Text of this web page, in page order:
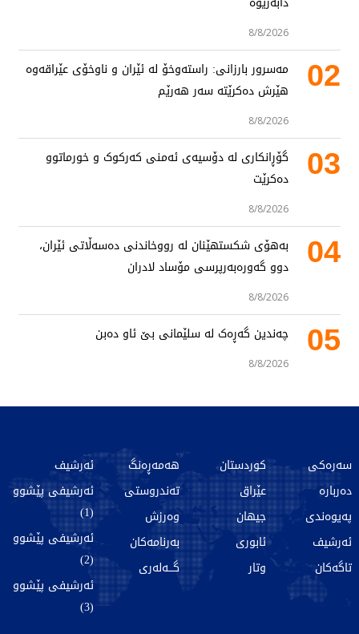
8/8/2026
02
مەسرور بارزانی: راستەوخۆ لە ئێران و ناوخۆی عێراقەوە
هێرش دەکرێتە سەر هەرێم
8/8/2026
03
گۆڕانکاری لە دۆسیەی ئەمنی کەرکوک و خورماتوو
دەکرێت
8/8/2026
04
بەهۆی شکستهێنان لە رووخاندنی دەسەڵاتی ئێران،
دوو گەورەبەرپرسی مۆساد لادران
8/8/2026
05 چەندین گەڕەک لە سلێمانی بێ ئاو دەبن
8/8/2026
سەرەکی
دەربارە
پەیوەندی
ئەرشیف
تاگەکان
کوردستان
عێراق
جیهان
ئابوری
وتار
هەمەڕەنگ
تەندروستی
وەرزش
بەرنامەکان
گـــەلەری
ئەرشیف
ئەرشیفی پێشوو
(1)
ئەرشیفی پێشوو
(2)
ئەرشیفی پێشوو
(3)